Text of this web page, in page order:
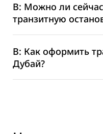
В: Можно ли
транзитную
В: Как оформить
Дубай?